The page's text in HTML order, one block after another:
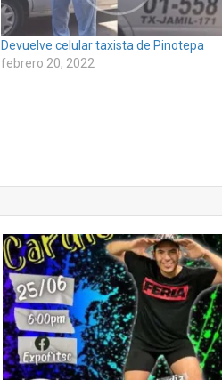
Devuelve celular taxista de Pinotepa
febrero 20, 2022